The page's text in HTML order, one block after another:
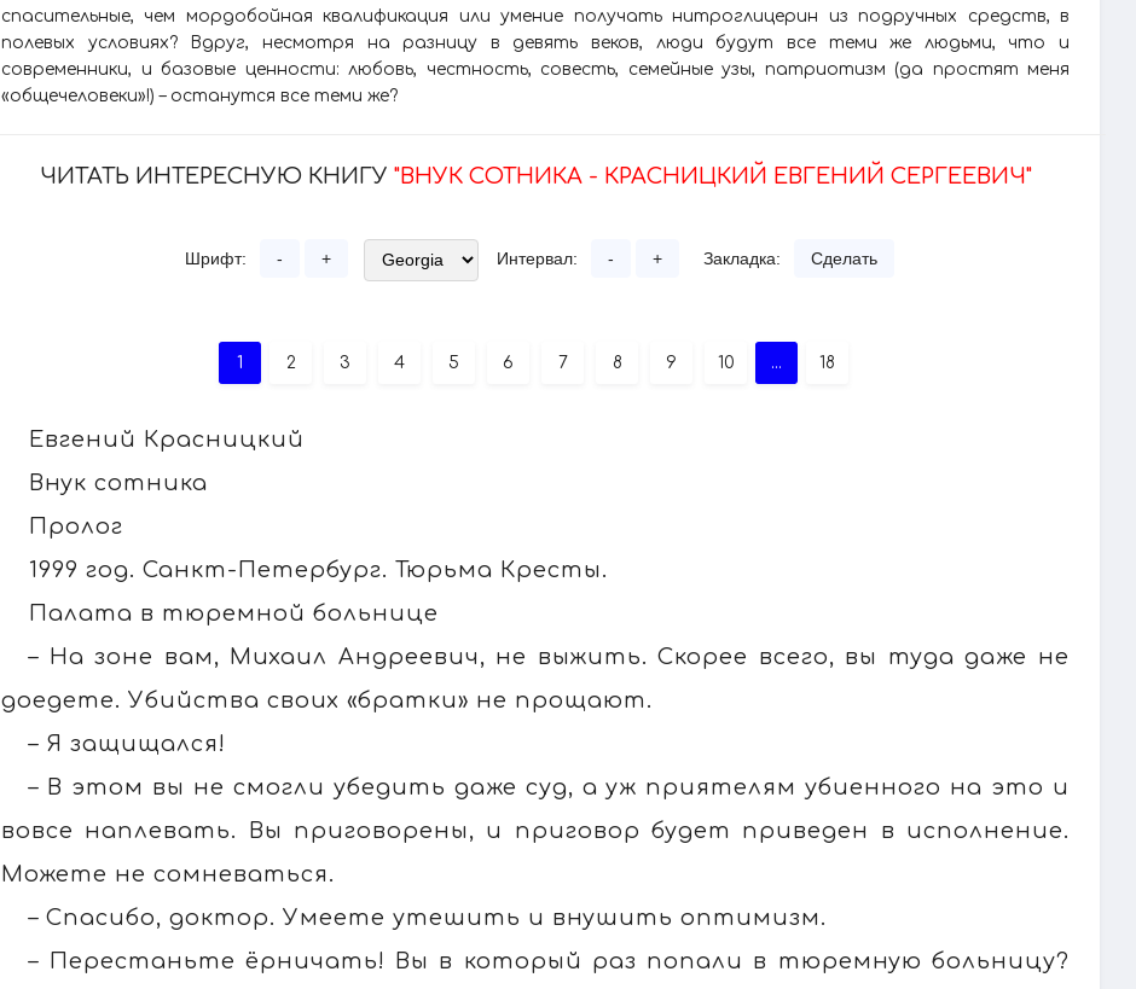
спасительные, чем мордобойная квалификация или умение получать нитроглицерин из подручных средств, в
полевых условиях? Вдруг, несмотря на разницу в девять веков, люди будут все теми же людьми, что и
современники, и базовые ценности: любовь, честность, совесть, семейные узы, патриотизм (да простят меня
«общечеловеки»!) – останутся все теми же?
ЧИТАТЬ ИНТЕРЕСНУЮ КНИГУ "ВНУК СОТНИКА - КРАСНИЦКИЙ ЕВГЕНИЙ СЕРГЕЕВИЧ"
Шрифт: - + Интервал: - + Закладка: Сделать
1 2 3 4 5 6 7 8 9 10 ... 18
Евгений Красницкий
Внук сотника
Пролог
1999 год. Санкт-Петербург. Тюрьма Кресты.
Палата в тюремной больнице
– На зоне вам, Михаил Андреевич, не выжить. Скорее всего, вы туда даже не
доедете. Убийства своих «братки» не прощают.
– Я защищался!
– В этом вы не смогли убедить даже суд, а уж приятелям убиенного на это и
вовсе наплевать. Вы приговорены, и приговор будет приведен в исполнение.
Можете не сомневаться.
– Спасибо, доктор. Умеете утешить и внушить оптимизм.
– Перестаньте ёрничать! Вы в который раз попали в тюремную больницу?